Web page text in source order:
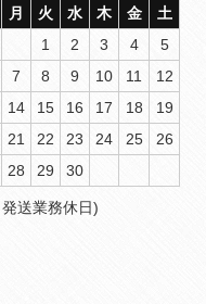
月 火 水 木 金
土
1
2 3 4
5
7 8 9 10 11
12
14 15 16 17 18
19
21 22 23 24 25
26
28 29 30
発送業務休日)